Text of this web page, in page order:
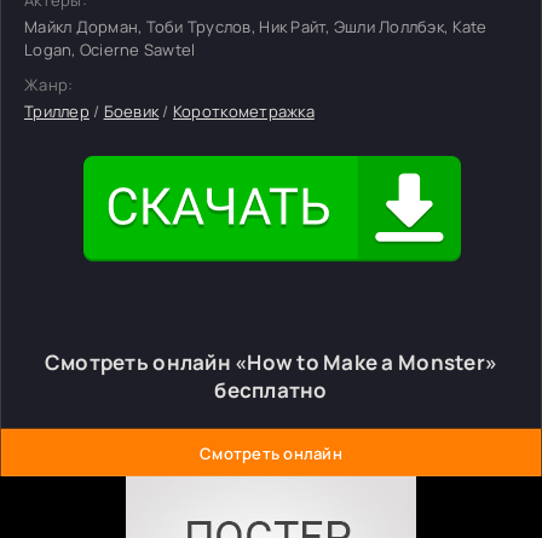
Майкл Дорман, Тоби Труслов, Ник Райт, Эшли Лоллбэк, Kate
Logan, Ocierne Sawtel
Жанр:
Триллер/ Боевик/ Короткометражка
Смотреть онлайн «How to Make a Monster»
бесплатно
Смотреть онлайн